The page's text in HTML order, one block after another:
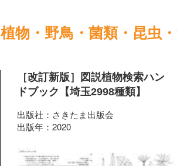
植物・野鳥・菌類・昆虫
［改訂新版］図説植物検索ハン
ドブック【埼玉2998種類】
出版社：さきたま出版会
出版年：2020